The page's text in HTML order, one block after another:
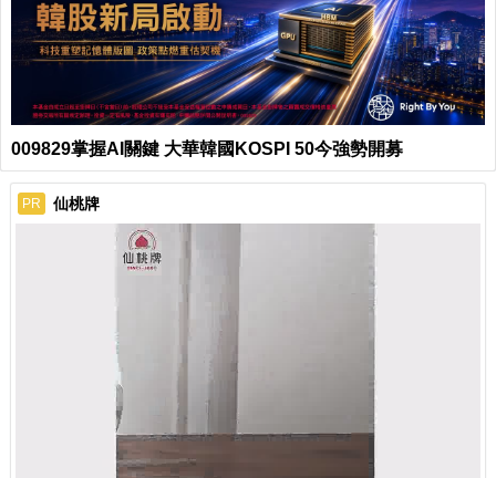
009829掌握AI關鍵 大華韓國KOSPI 50今強勢開募
PR 仙桃牌